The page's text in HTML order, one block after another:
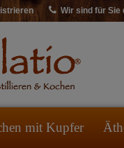
Wir sind für Sie
mit Kupfer